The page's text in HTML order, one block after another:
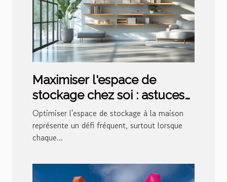
Maximiser l'espace de
stockage chez soi : astuces
et innovations
Optimiser l'espace de stockage à la maison
représente un défi fréquent, surtout lorsque
chaque...